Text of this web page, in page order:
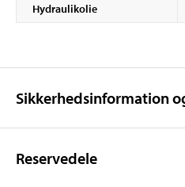
Hydraulikolie
Sikkerhedsinformation
Reservedele